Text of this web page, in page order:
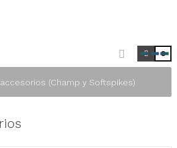
0
(Champ y Softspikes)